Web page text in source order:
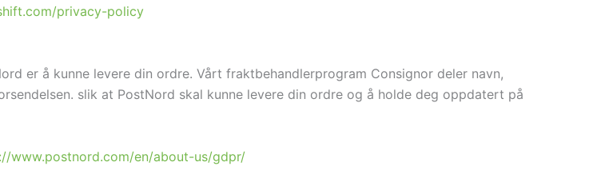
privacy-policy
er å kunne levere din ordre. Vårt fraktbehandlerprogram Consignor deler navn,
slik at PostNord skal kunne levere din ordre og å holde deg oppdatert på
www.postnord.com/en/about-us/gdpr/